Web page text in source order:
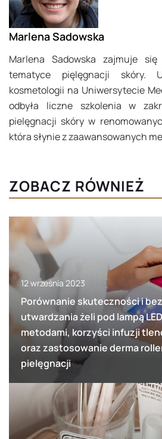
Marlena Sadowska
Marlena Sadowska zajmuje
tematyce pięlęgnacji skóry.
kosmetologii na Uniwersytecie
odbyła liczne szkolenia w
pielęgnacji skóry w
która słynie z zaawansowanych
ZOBACZ RÓWNIEŻ
12 września 2023
Porównanie skuteczności i
utwardzania żeli pod lampą
metodami, korzyści infuzji
oraz zastosowanie derma
pielęgnacji